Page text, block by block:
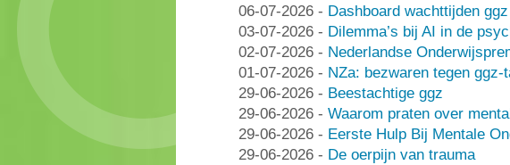
06-07-2026 - Dashboard wachttijden
03-07-2026 - Dilemma’s bij AI in de
02-07-2026 - Nederlandse
01-07-2026 - NZa: bezwaren tegen ggz-
29-06-2026 - Beestachtige ggz
29-06-2026 - Waarom praten over
29-06-2026 - Eerste Hulp Bij Mentale
29-06-2026 - De oerpijn van trauma